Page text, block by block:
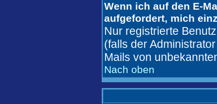
Wenn ich auf den E-
aufgefordert, mich
Nur registrierte
(falls der
Mails von
Nach oben